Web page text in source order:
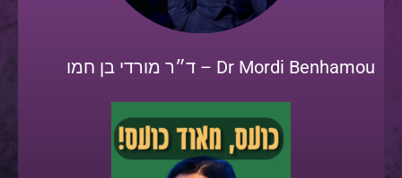
Dr Mordi Benhamou – ד״ר מורדי בן חמו